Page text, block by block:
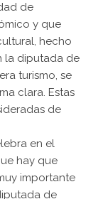
de
y que
hecho
la diputada de
turismo, se
clara. Estas
de
en el
hay que
importante
de